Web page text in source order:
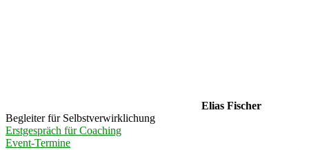
Elias Fischer
Begleiter für Selbstverwirklichung
Erstgespräch für Coaching
Event-Termine